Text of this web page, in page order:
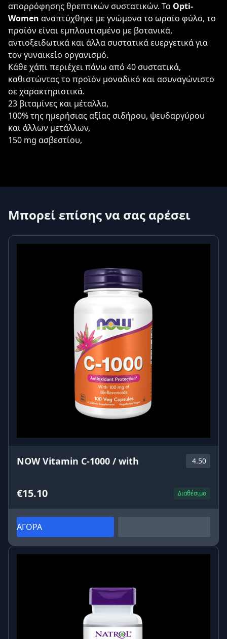
απορρόφησης θρεπτικών συστατικών. Το Opti-
Women αναπτύχθηκε με γνώμονα το ωραίο φύλο, το
προϊόν είναι εμπλουτισμένο με βοτανικά,
αντιοξειδωτικά και άλλα συστατικά ευεργετικά για
τον γυναικείο οργανισμό.
Κάθε χάπι περιέχει πάνω από 40 συστατικά,
καθιστώντας το προϊόν μοναδικό και ασυναγώνιστο
σε χαρακτηριστικά.
23 βιταμίνες και μέταλλα,
100% της ημερήσιας αξίας σιδήρου, ψευδαργύρου
και άλλων μετάλλων,
150 mg ασβεστίου,
Μπορεί επίσης να σας αρέσει
NOW Vitamin C-1000 / with 4.50
€15.10 Διαθέσιμο
ΑΓΟΡΑ